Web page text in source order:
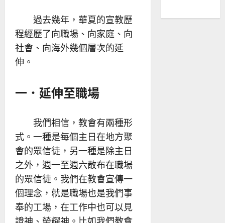
過去幾年，華夏的宣教歷
程經歷了向職場、向家庭、向
社會、向海外幾個層次的延
伸。
一．延伸至職場
我們相信，教會有兩種形
式。一種是每個主日在地方聚
會的眾信徒，另一種是除主日
之外，週一至週六散布在職場
的眾信徒。我們在教會宣傳一
個理念，就是職場也是我們事
奉的工場，在工作中也可以見